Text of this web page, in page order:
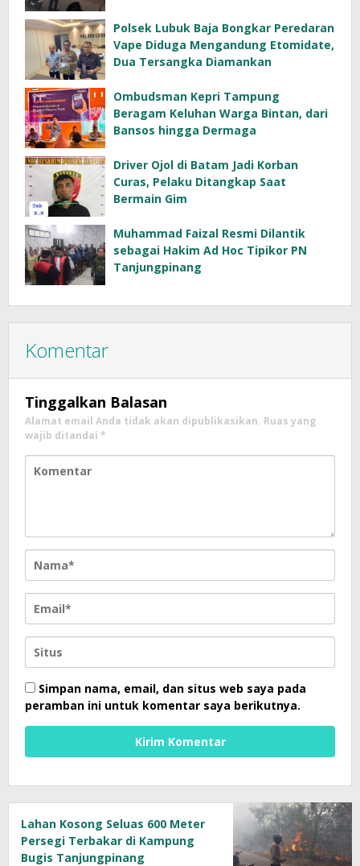
Polsek Lubuk Baja Bongkar Peredaran
Vape Diduga Mengandung Etomidate,
Dua Tersangka Diamankan
Ombudsman Kepri Tampung
Beragam Keluhan Warga Bintan, dari
Bansos hingga Dermaga
Driver Ojol di Batam Jadi Korban
Curas, Pelaku Ditangkap Saat
Bermain Gim
Muhammad Faizal Resmi Dilantik
sebagai Hakim Ad Hoc Tipikor PN
Tanjungpinang
Komentar
Tinggalkan Balasan
Alamat email Anda tidak akan dipublikasikan. Ruas yang
wajib ditandai *
Simpan nama, email, dan situs web saya pada
peramban ini untuk komentar saya berikutnya.
Lahan Kosong Seluas 600 Meter
Persegi Terbakar di Kampung
Bugis Tanjungpinang